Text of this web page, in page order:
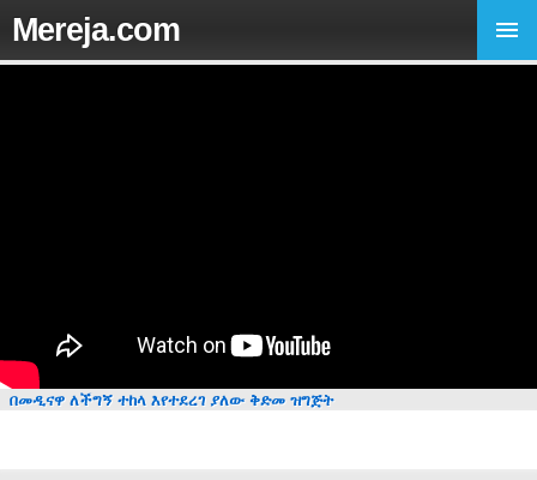
Mereja.com
በመዲናዋ ለችግኝ ተከላ እየተደረገ ያለው ቅድመ ዝግጅት